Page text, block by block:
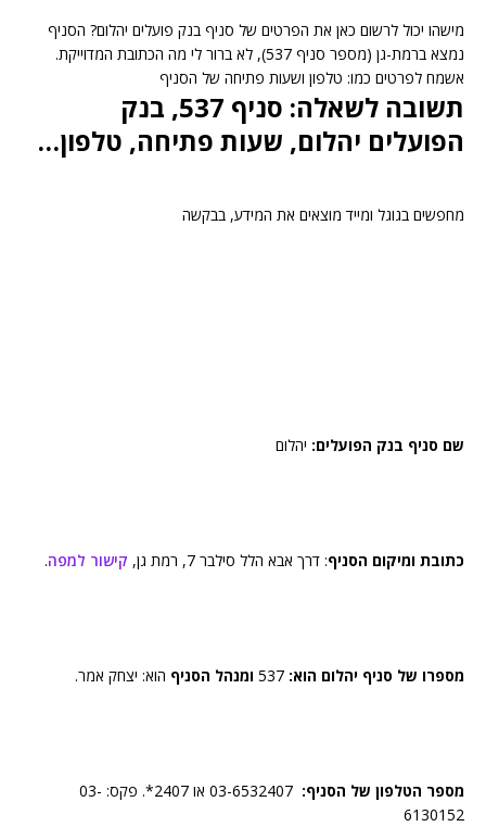
מישהו יכול לרשום כאן את הפרטים של סניף בנק פועלים יהלום? הסניף
נמצא ברמת-גן (מספר סניף 537), לא ברור לי מה הכתובת המדוייקת.
אשמח לפרטים כמו: טלפון ושעות פתיחה של הסניף
תשובה לשאלה: סניף 537, בנק
הפועלים יהלום, שעות פתיחה, טלפון…
מחפשים בגוגל ומייד מוצאים את המידע, בבקשה
שם סניף בנק הפועלים: יהלום
כתובת ומיקום הסניף: דרך אבא הלל סילבר 7, רמת גן, קישור למפה.
מספרו של סניף יהלום הוא: ומנהל הסניף הוא: יצחק אמר.
מספר הטלפון של הסניף:
03-6532407 או 2407*. פקס: 03-
6130152